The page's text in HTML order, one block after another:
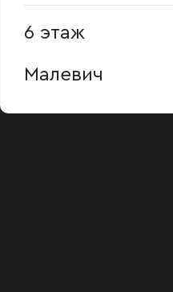
6 этаж
Малевич